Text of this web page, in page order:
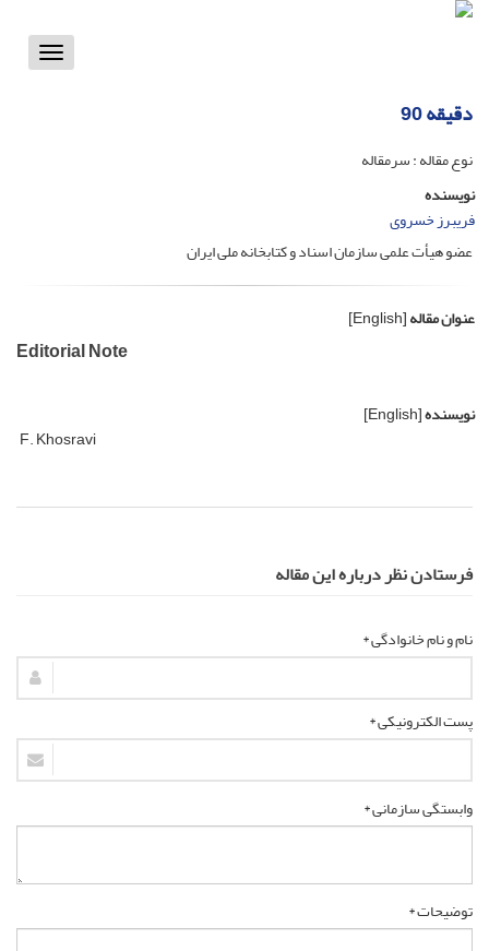
Toggle
دقیقه 90
نوع مقاله : سرمقاله
نویسنده
فریبرز خسروی
عضو هیأت علمی سازمان اسناد و کتابخانه ملی ایران
عنوان مقاله[English]
Editorial Note
نویسنده[English]
F. Khosravi
فرستادن نظر درباره این مقاله
نام و نام خانوادگی *
پست الکترونیکی *
وابستگی سازمانی *
توضیحات *